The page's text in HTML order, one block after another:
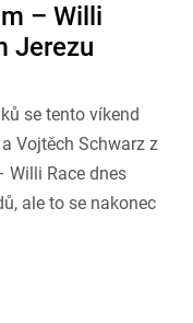
– Willi
Jerezu
se tento víkend
Vojtěch Schwarz z
Willi Race dnes
ale to se nakonec